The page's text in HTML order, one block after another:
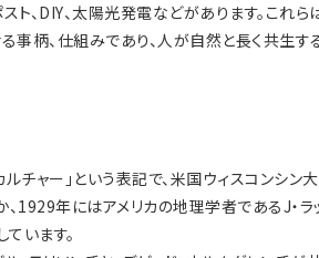
、DIY、太陽光発電などがあります。これら
事柄、仕組みであり、人が自然と長く共生す
チャー」という表記で、米国ウィスコンシン
1929年にはアメリカの地理学者であるJ・ラ
います。